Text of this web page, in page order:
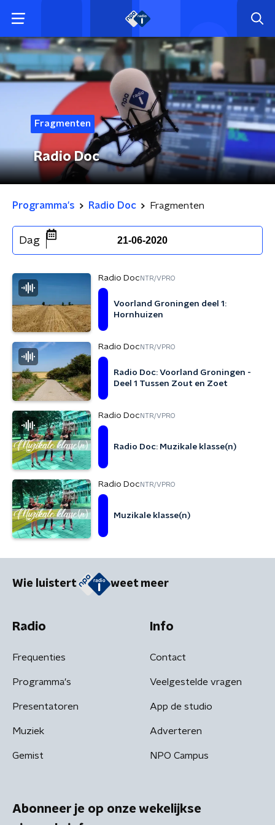
Fragmenten
Radio Doc
Programma's Radio Doc Fragmenten
Dag 21-06-2020
Radio Doc NTR/VPRO
Voorland Groningen deel 1:
Hornhuizen
Radio Doc NTR/VPRO
Radio Doc: Voorland Groningen -
Deel 1 Tussen Zout en Zoet
Radio Doc NTR/VPRO
Radio Doc: Muzikale klasse(n)
Radio Doc NTR/VPRO
Muzikale klasse(n)
Wie luistert weet meer
Radio
Frequenties
Programma's
Presentatoren
Muziek
Gemist
Info
Contact
Veelgestelde vragen
App de studio
Adverteren
NPO Campus
Abonneer je op onze wekelijkse